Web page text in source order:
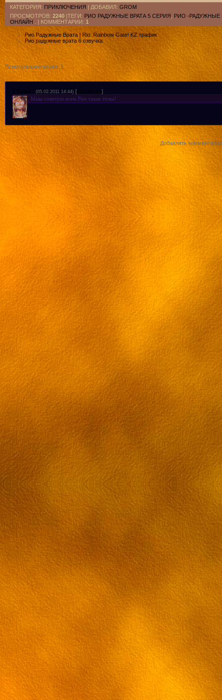
КАТЕГОРИЯ: ПРИКЛЮЧЕНИЯ | ДОБАВИЛ: GROM
ПРОСМОТРОВ: 2240 |ТЕГИ: РИО РАДУЖНЫЕ ВРАТА 5 СЕРИЯ
РИО -РАДУЖНЫЕ
ОНЛАЙН . | КОММЕНТАРИИ: 1
Рио Радужные Врата | Rio: Rainbow Gate! KZ трафик
Рио радужные врата 6 озвучка
Всего комментариев: 1
1 Grom (05.02.2011 14:44) [Материал ]
Ыыы советую всем.Рио такая тёлка!
Добавлять